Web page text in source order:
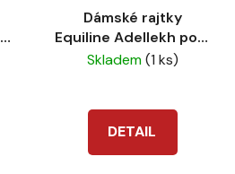
Dámské rajtky
Equiline Adellekh port
royale
Skladem(1 ks)
DETAIL